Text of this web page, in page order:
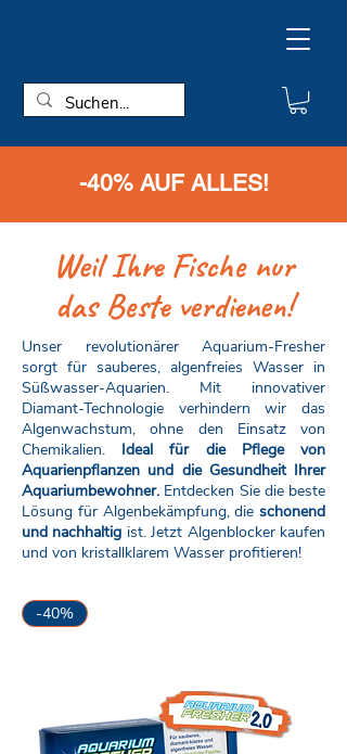
-40% AUF ALLES!
Weil Ihre Fische nur
das Beste verdienen!
Unser revolutionärer Aquarium-Fresher
sorgt für sauberes, algenfreies Wasser in
Süßwasser-Aquarien. Mit innovativer
Diamant-Technologie verhindern wir das
Algenwachstum, ohne den Einsatz von
Chemikalien. Ideal für die Pflege von
Aquarienpflanzen und die Gesundheit Ihrer
Aquariumbewohner. Entdecken Sie die beste
Lösung für Algenbekämpfung, die schonend
und nachhaltig ist. Jetzt Algenblocker kaufen
und von kristallklarem Wasser profitieren!
-40%